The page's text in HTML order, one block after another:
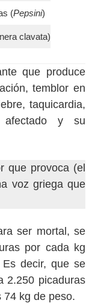
(Pepsini)
clavata)
que produce
temblor en
taquicardia,
afectado y su
que provoca (el
voz griega que
ser mortal, se
por cada kg
decir, que se
2.250 picaduras
74 kg de peso.